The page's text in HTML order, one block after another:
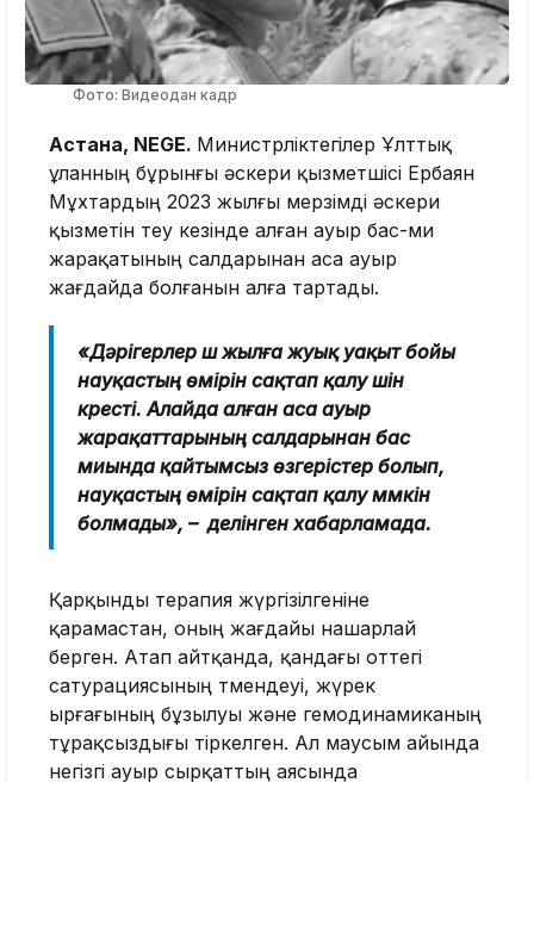
Фото: Видеодан кадр
Астана, NEGE. Министрліктегілер Ұлттық
ұланның бұрынғы әскери қызметшісі Ербаян
Мұхтардың 2023 жылғы мерзімді әскери
қызметін өтеу кезінде алған ауыр бас-ми
жарақатының салдарынан аса ауыр
жағдайда болғанын алға тартады.
«Дәрігерлер үш жылға жуық уақыт бойы
науқастың өмірін сақтап қалу үшін
күресті. Алайда алған аса ауыр
жарақаттарының салдарынан бас
миында қайтымсыз өзгерістер болып,
науқастың өмірін сақтап қалу мүмкін
болмады», – делінген хабарламада.
Қарқынды терапия жүргізілгеніне
қарамастан, оның жағдайы нашарлай
берген. Атап айтқанда, қандағы оттегі
сатурациясының төмендеуі, жүрек
ырғағының бұзылуы және гемодинамиканың
тұрақсыздығы тіркелген. Ал маусым айында
негізгі ауыр сырқаттың аясында